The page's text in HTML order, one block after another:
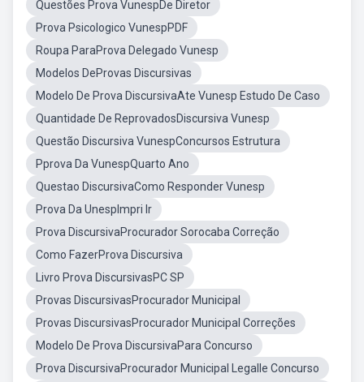
Questões Prova VunespDe Diretor
Prova Psicologico VunespPDF
Roupa ParaProva Delegado Vunesp
Modelos DeProvas Discursivas
Modelo De Prova DiscursivaAte Vunesp Estudo De Caso
Quantidade De ReprovadosDiscursiva Vunesp
Questão Discursiva VunespConcursos Estrutura
Pprova Da VunespQuarto Ano
Questao DiscursivaComo Responder Vunesp
Prova Da UnespImpri Ir
Prova DiscursivaProcurador Sorocaba Correção
Como FazerProva Discursiva
Livro Prova DiscursivasPC SP
Provas DiscursivasProcurador Municipal
Provas DiscursivasProcurador Municipal Correções
Modelo De Prova DiscursivaPara Concurso
Prova DiscursivaProcurador Municipal Legalle Concurso